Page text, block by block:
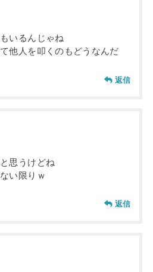
いるんじゃね
他人を叩くのもどうなんだ
返信
思うけどね
い限りｗ
返信